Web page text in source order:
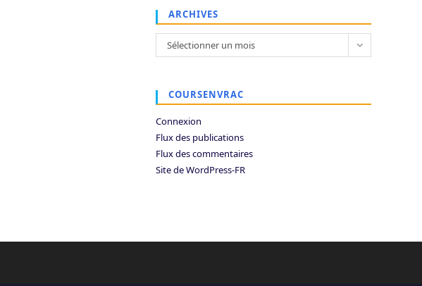
ARCHIVES
Archives
Sélectionner un mois
COURSENVRAC
Connexion
Flux des publications
Flux des commentaires
Site de WordPress-FR